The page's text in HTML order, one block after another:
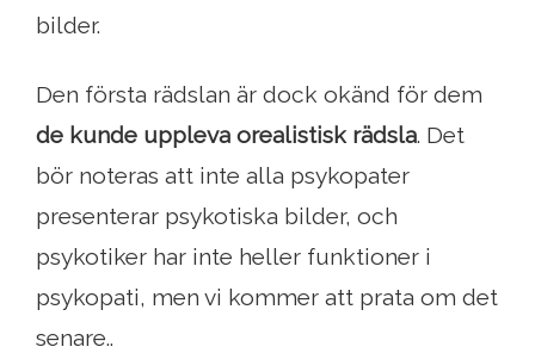
bilder.
Den första rädslan är dock okänd för dem
de kunde uppleva orealistisk rädsla. Det
bör noteras att inte alla psykopater
presenterar psykotiska bilder, och
psykotiker har inte heller funktioner i
psykopati, men vi kommer att prata om det
senare..